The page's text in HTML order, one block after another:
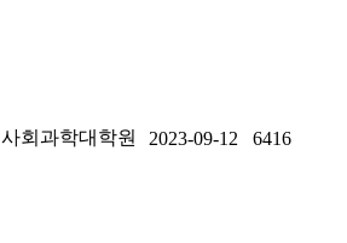
사회과학대학원 2023-09-12 6416